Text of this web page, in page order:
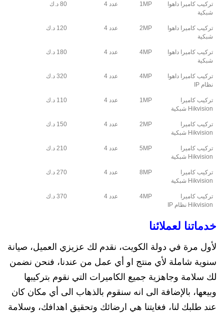
تركيب كاميرا داهوا
شبكية
1MP عدد 4 80 د.ك
تركيب كاميرا داهوا
شبكية
2MP عدد 4 120 د.ك
تركيب كاميرا داهوا
شبكية
4MP عدد 4 180 د.ك
تركيب كاميرا داهوا
نظام IP
4MP عدد 4 320 د.ك
تركيب كاميرا
Hikvision شبكية
1MP عدد 4 110 د.ك
تركيب كاميرا
Hikvision شبكية
2MP عدد 4 150 د.ك
تركيب كاميرا
Hikvision شبكية
5MP عدد 4 210 د.ك
تركيب كاميرا
Hikvision شبكية
8MP عدد 4 270 د.ك
تركيب كاميرا
Hikvision نظام IP
4MP عدد 4 370 د.ك
خدماتنا لعملائنا
لأول مرة في دولة الكويت، نقدم لك عزيزي العميل، صيانة
سنوية شاملة لأي منتج او أي عمل من عندنا، فنحن نضمن
لك سلامة وجاهزية جميع الكاميرات التي نقوم بتركيبها
وبيعها، بالإضافة الى انه سنقوم بالذهاب الى أي مكان كان
عند طلبك لنا، فغايتنا هي ارضائك وتحقيق اهدافك، وسلامة